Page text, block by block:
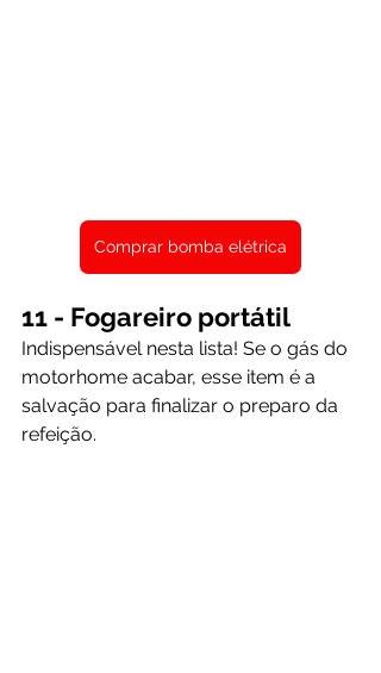
Comprar bomba elétrica
11 - Fogareiro portátil
Indispensável nesta lista! Se o gás do
motorhome acabar, esse item é a
salvação para finalizar o preparo da
refeição.